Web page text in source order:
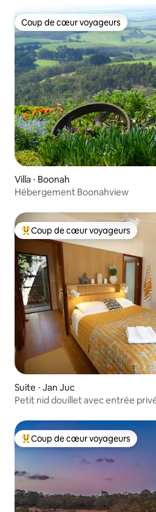
Coup de cœur voyageurs
Coup de cœur voyageurs
Villa ⋅ Boonah
Hébergement Boonahview
Coups de cœur voyageurs les plus
Coup de cœur voyageurs
Suite ⋅ Jan Juc
Petit nid douillet avec entrée
Coups de cœur voyageurs les plus
Coup de cœur voyageurs